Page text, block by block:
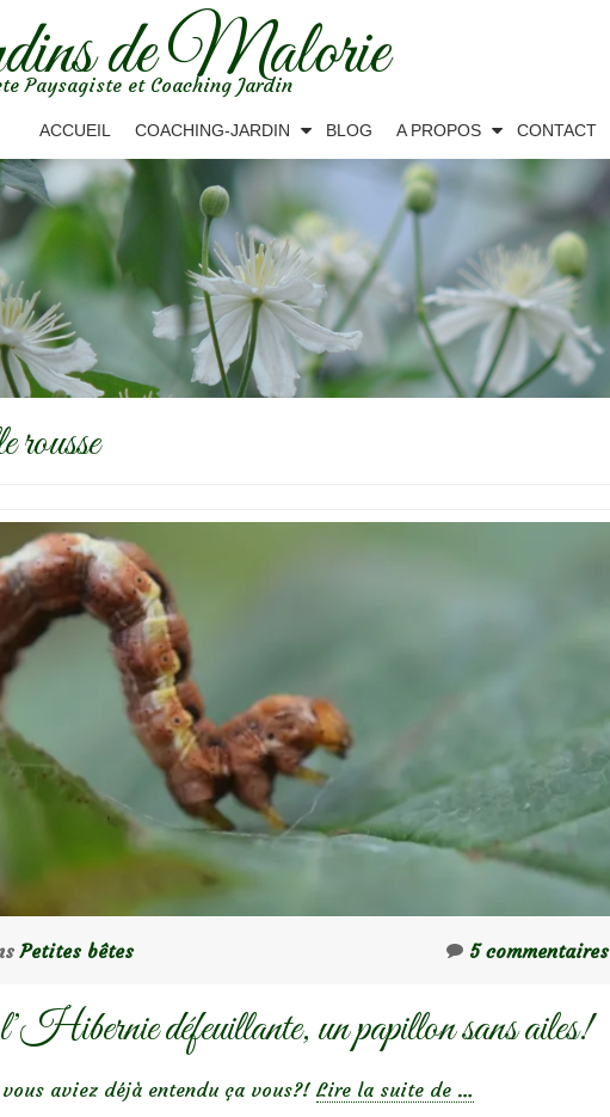
de Malorie
Paysagiste et Coaching Jardin
ACCUEIL COACHING-JARDIN BLOG A PROPOS CONTACT
rousse
Petites bêtes 5 commentaires
défeuillante, un papillon sans ailes!
aviez déjà entendu ça vous?! Lire la suite de à
…